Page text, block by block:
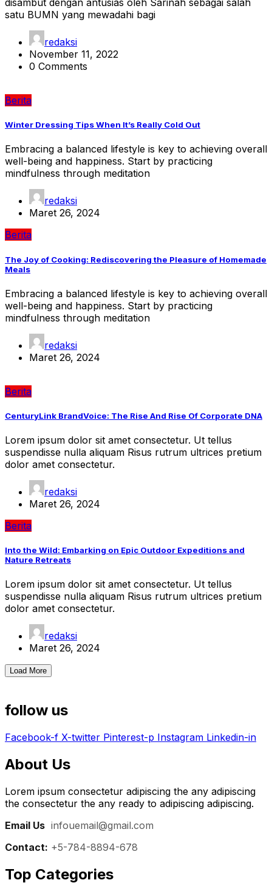
disambut dengan antusias oleh Sarinah sebagai salah
satu BUMN yang mewadahi bagi
redaksi
November 11, 2022
0 Comments
Berita
Winter Dressing Tips When It’s Really Cold Out
Embracing a balanced lifestyle is key to achieving overall
well-being and happiness. Start by practicing
mindfulness through meditation
redaksi
Maret 26, 2024
Berita
The Joy of Cooking: Rediscovering the Pleasure of Homemade
Meals
Embracing a balanced lifestyle is key to achieving overall
well-being and happiness. Start by practicing
mindfulness through meditation
redaksi
Maret 26, 2024
Berita
CenturyLink BrandVoice: The Rise And Rise Of Corporate DNA
Lorem ipsum dolor sit amet consectetur. Ut tellus
suspendisse nulla aliquam Risus rutrum ultrices pretium
dolor amet consectetur.
redaksi
Maret 26, 2024
Berita
Into the Wild: Embarking on Epic Outdoor Expeditions and
Nature Retreats
Lorem ipsum dolor sit amet consectetur. Ut tellus
suspendisse nulla aliquam Risus rutrum ultrices pretium
dolor amet consectetur.
redaksi
Maret 26, 2024
Load More
follow us
Facebook-f X-twitter Pinterest-p Instagram Linkedin-in
About Us
Lorem ipsum consectetur adipiscing the any adipiscing
the consectetur the any ready to adipiscing adipiscing.
Email Us infouemail@gmail.com
Contact: +5-784-8894-678
Top Categories​